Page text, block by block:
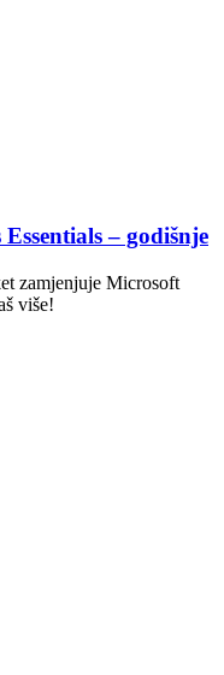
– godišnje
zamjenjuje Microsoft
više!